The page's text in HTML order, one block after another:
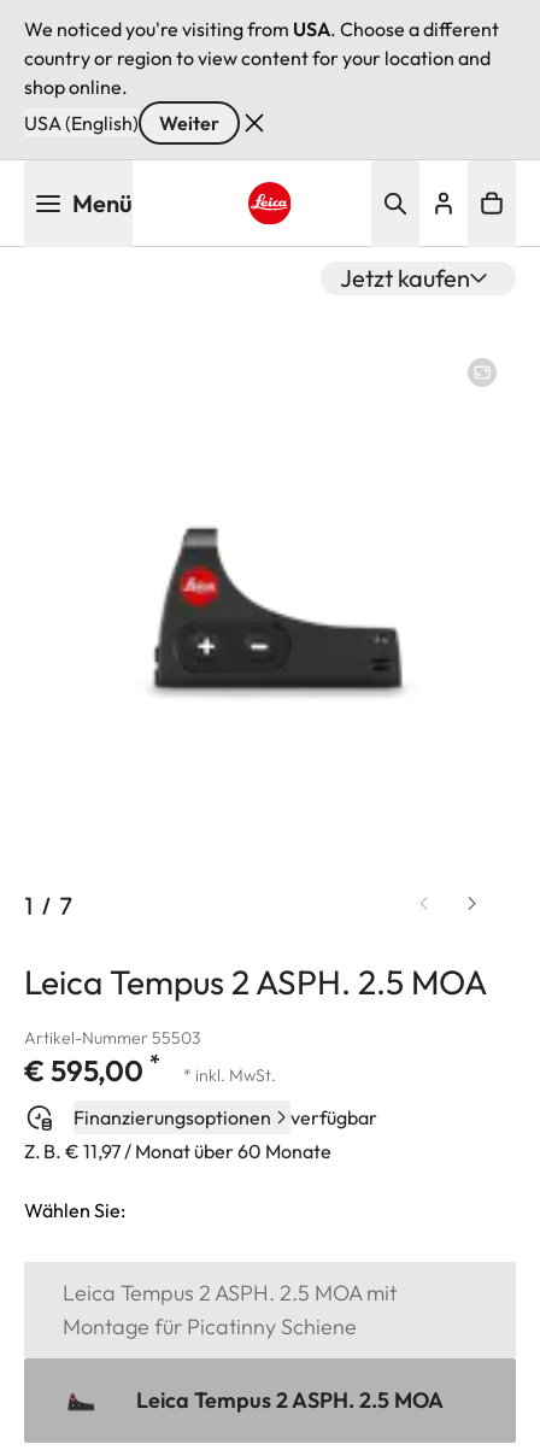
We noticed you're visiting from USA. Choose a different
country or region to view content for your location and
shop online.
USA (English)
Weiter
Menü
Jetzt kaufen
1 / 7
Leica Tempus 2 ASPH. 2.5 MOA
Artikel-Nummer 55503
€ 595,00 * * inkl. MwSt.
Finanzierungsoptionen
verfügbar
Z. B. € 11,97 / Monat über 60 Monate
Wählen Sie:
Leica Tempus 2 ASPH. 2.5 MOA mit
Montage für Picatinny Schiene
Leica Tempus 2 ASPH. 2.5 MOA